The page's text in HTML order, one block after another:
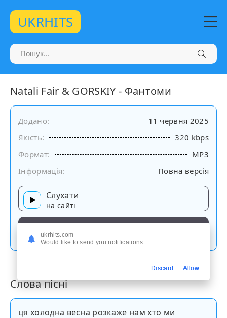
UKRHITS
Natali Fair & GORSKIY - Фантоми
Додано:
11 червня 2025
Якість:
320 kbps
Формат:
MP3
Інформація:
Повна версія
Слухати
на сайті
Слова пісні
ця холодна весна розкаже нам хто ми
ukrhits.com
Would like to send you notifications
Discard Allow